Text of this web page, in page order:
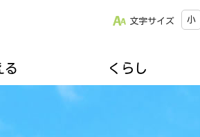
文字サイズ 小
のご紹介
めレシピ
る
くらし
ンスタジオみちゅらる
の会のご案内